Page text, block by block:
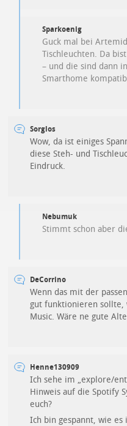
Sparkoenig
Guck mal bei
Tischleuchten. Da
– und die sind dann
Smarthome
Sorglos
Wow, da ist einiges
diese Steh- und
Eindruck.
Nebumuk
Stimmt schon aber
DeCorrino
Wenn das mit der
gut funktionieren sollte,
Music. Wäre ne gute
Henne130909
Ich sehe im „explore/
Hinweis auf die Spotify
euch?
Ich bin gespannt, wie